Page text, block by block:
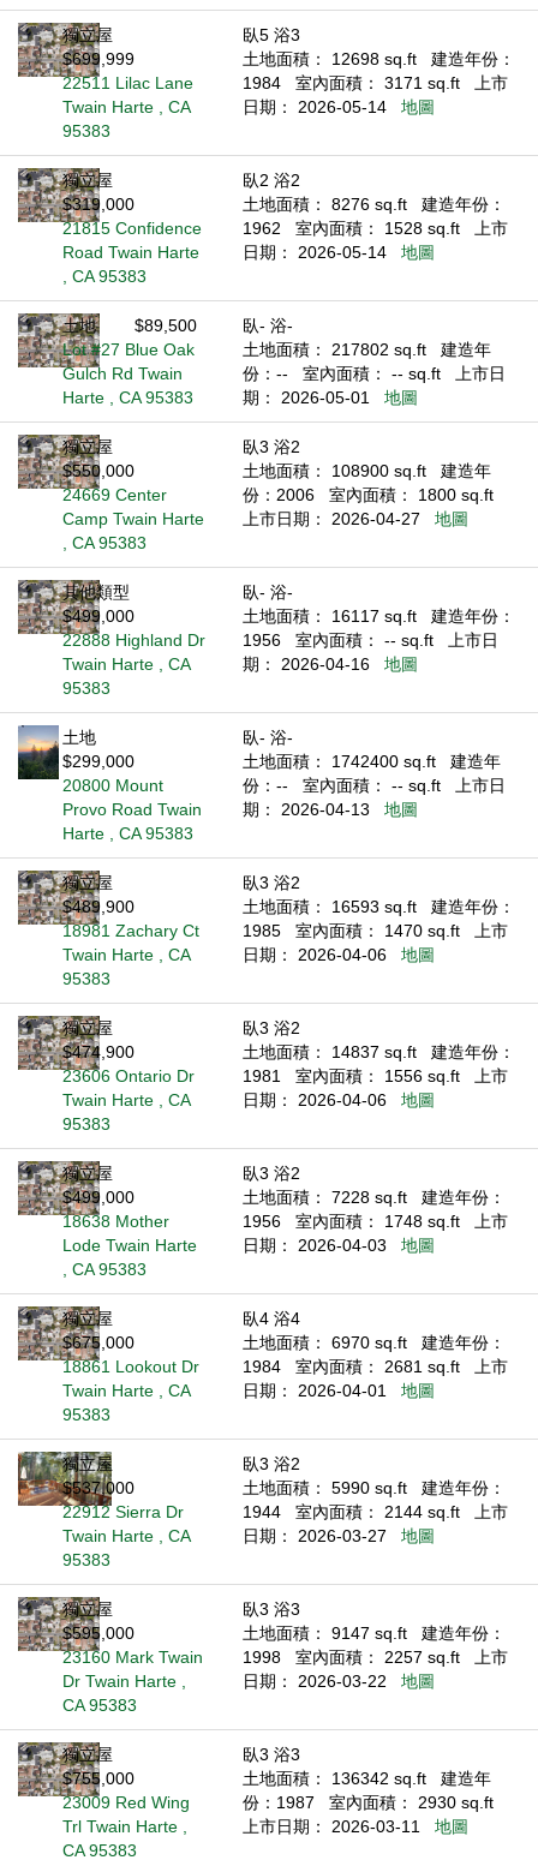
獨立屋
$699,999
22511 Lilac Lane
Twain Harte , CA
95383
臥5 浴3
土地面積： 12698 sq.ft
建造年份：
1984
室內面積： 3171 sq.ft
上市
日期： 2026-05-14
地圖
獨立屋
$319,000
21815 Confidence
Road Twain Harte
, CA 95383
臥2 浴2
土地面積： 8276 sq.ft
建造年份：
1962
室內面積： 1528 sq.ft
上市
日期： 2026-05-14
地圖
土地
$89,500
Lot #27 Blue Oak
Gulch Rd Twain
Harte , CA 95383
臥- 浴-
土地面積： 217802 sq.ft
建造年
份：--
室內面積： -- sq.ft
上市日
期： 2026-05-01
地圖
獨立屋
$550,000
24669 Center
Camp Twain Harte
, CA 95383
臥3 浴2
土地面積： 108900 sq.ft
建造年
份：2006
室內面積： 1800 sq.ft
上市日期： 2026-04-27
地圖
其他類型
$499,000
22888 Highland Dr
Twain Harte , CA
95383
臥- 浴-
土地面積： 16117 sq.ft
建造年份：
1956
室內面積： -- sq.ft
上市日
期： 2026-04-16
地圖
土地
$299,000
20800 Mount
Provo Road Twain
Harte , CA 95383
臥- 浴-
土地面積： 1742400 sq.ft
建造年
份：--
室內面積： -- sq.ft
上市日
期： 2026-04-13
地圖
獨立屋
$489,900
18981 Zachary Ct
Twain Harte , CA
95383
臥3 浴2
土地面積： 16593 sq.ft
建造年份：
1985
室內面積： 1470 sq.ft
上市
日期： 2026-04-06
地圖
獨立屋
$474,900
23606 Ontario Dr
Twain Harte , CA
95383
臥3 浴2
土地面積： 14837 sq.ft
建造年份：
1981
室內面積： 1556 sq.ft
上市
日期： 2026-04-06
地圖
獨立屋
$499,000
18638 Mother
Lode Twain Harte
, CA 95383
臥3 浴2
土地面積： 7228 sq.ft
建造年份：
1956
室內面積： 1748 sq.ft
上市
日期： 2026-04-03
地圖
獨立屋
$675,000
18861 Lookout Dr
Twain Harte , CA
95383
臥4 浴4
土地面積： 6970 sq.ft
建造年份：
1984
室內面積： 2681 sq.ft
上市
日期： 2026-04-01
地圖
獨立屋
$537,000
22912 Sierra Dr
Twain Harte , CA
95383
臥3 浴2
土地面積： 5990 sq.ft
建造年份：
1944
室內面積： 2144 sq.ft
上市
日期： 2026-03-27
地圖
獨立屋
$595,000
23160 Mark Twain
Dr Twain Harte ,
CA 95383
臥3 浴3
土地面積： 9147 sq.ft
建造年份：
1998
室內面積： 2257 sq.ft
上市
日期： 2026-03-22
地圖
獨立屋
$755,000
23009 Red Wing
Trl Twain Harte ,
CA 95383
臥3 浴3
土地面積： 136342 sq.ft
建造年
份：1987
室內面積： 2930 sq.ft
上市日期： 2026-03-11
地圖